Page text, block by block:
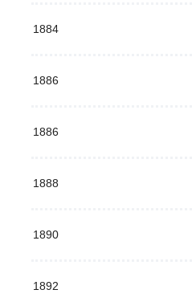
1884
1886
1886
1888
1890
1892